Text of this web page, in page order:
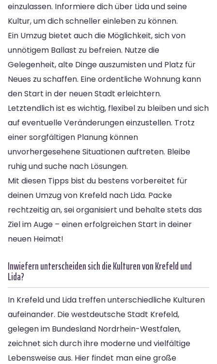
einzulassen. Informiere dich über Lida und seine
Kultur, um dich schneller einleben zu können.
Ein Umzug bietet auch die Möglichkeit, sich von
unnötigem Ballast zu befreien. Nutze die
Gelegenheit, alte Dinge auszumisten und Platz für
Neues zu schaffen. Eine ordentliche Wohnung kann
den Start in der neuen Stadt erleichtern.
Letztendlich ist es wichtig, flexibel zu bleiben und sich
auf eventuelle Veränderungen einzustellen. Trotz
einer sorgfältigen Planung können
unvorhergesehene Situationen auftreten. Bleibe
ruhig und suche nach Lösungen.
Mit diesen Tipps bist du bestens vorbereitet für
deinen Umzug von Krefeld nach Lida. Packe
rechtzeitig an, sei organisiert und behalte stets das
Ziel im Auge – einen erfolgreichen Start in deiner
neuen Heimat!
Inwiefern unterscheiden sich die Kulturen von Krefeld und
Lida?
In Krefeld und Lida treffen unterschiedliche Kulturen
aufeinander. Die westdeutsche Stadt Krefeld,
gelegen im Bundesland Nordrhein-Westfalen,
zeichnet sich durch ihre moderne und vielfältige
Lebensweise aus. Hier findet man eine große